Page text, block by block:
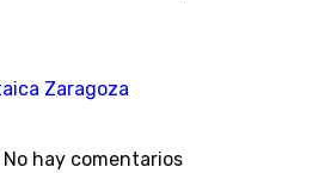
No hay comentarios